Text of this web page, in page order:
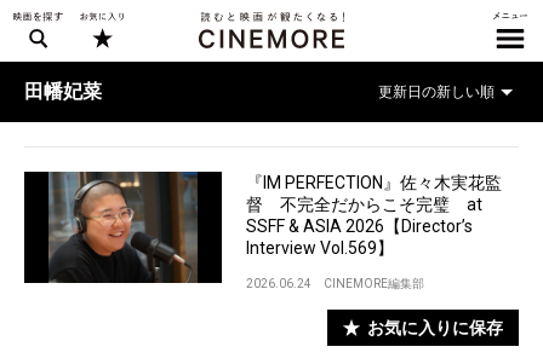
田幡妃菜
『IM PERFECTION』佐々木実花監
督 不完全だからこそ完璧 at
SSFF & ASIA 2026【Director’s
Interview Vol.569】
2026.06.24 CINEMORE編集部
お気に入りに保存